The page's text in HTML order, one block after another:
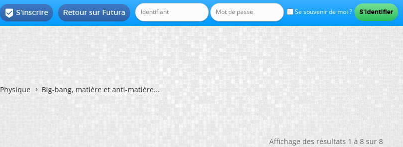
Se souvenir de moi ?
Retour sur Futura
 S'inscrire
Physique Big-bang, matière et anti-matière...
Affichage des résultats 1 à 8 sur 8